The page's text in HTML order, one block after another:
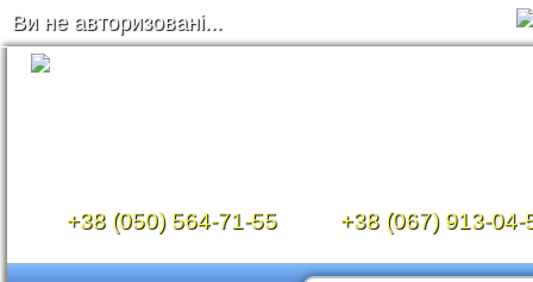
Ви не авторизовані...
+38 (050) 564-71-55 +38 (067) 913-04-